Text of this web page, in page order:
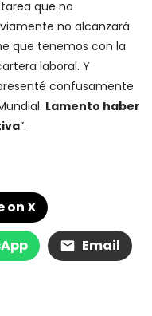
que no
no alcanzará
que tenemos con la
laboral. Y
confusamente
Lamento haber
”.
on X
Email